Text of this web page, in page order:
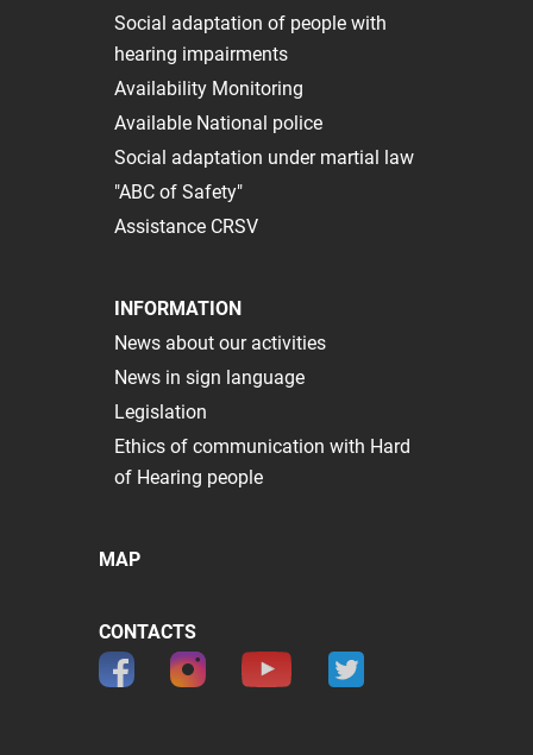
Social adaptation of people with
hearing impairments
Availability Monitoring
Available National police
Social adaptation under martial law
"ABC of Safety"
Assistance CRSV
INFORMATION
News about our activities
News in sign language
Legislation
Ethics of communication with Hard
of Hearing people
MAP
CONTACTS